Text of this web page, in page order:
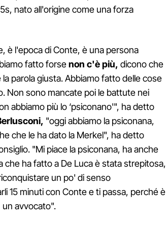
nato all'origine come una forza
è l'epoca di Conte, è una persona
fatto forsenon c'è più, dicono che
parola giusta. Abbiamo fatto delle cose
Non sono mancate poi le battute nei
abbiamo più lo ‘psiconano'", ha detto
"oggi abbiamo la psiconana,
che le ha dato la Merkel", ha detto
"Mi piace la psiconana, ha anche
ha fatto a De Luca è stata strepitosa,
un po' di senso
15 minuti con Conte e ti passa, perché è
avvocato".